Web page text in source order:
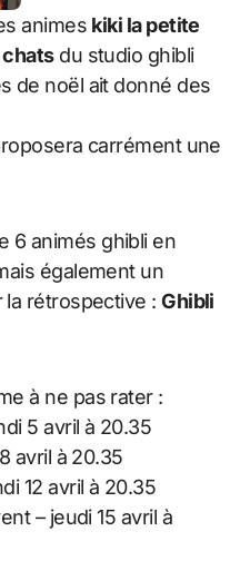
animes kiki la petite
chatsdu studio ghibli
de noël ait donné des
carrément une
6 animés ghibli en
également un
la rétrospective :Ghibli
à ne pas rater :
5 avril à 20.35
avril à 20.35
12 avril à 20.35
– jeudi 15 avril à